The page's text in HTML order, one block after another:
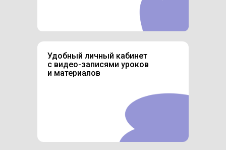
Удобный личный кабинет
с видео-записями уроков
и материалов